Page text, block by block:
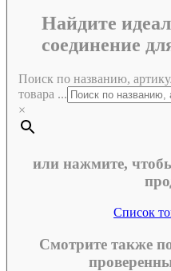
Найдите
соединение
Поиск по названию,
товара ...
×
или нажмите,
Список
Смотрите также